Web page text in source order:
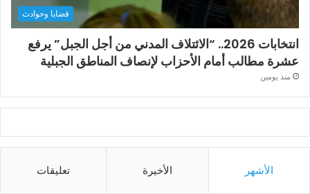
قضايا وحوادث
انتخابات 2026.. “الائتلاف المدني من أجل الجبل” يرفع
عشرة مطالب أمام الأحزاب لإنصاف المناطق الجبلية
منذ يومين
الأشهر الأخيرة تعليقات